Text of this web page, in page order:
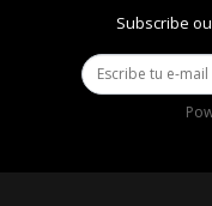
Subscribe